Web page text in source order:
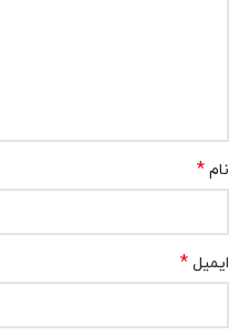
نام *
ایمیل *